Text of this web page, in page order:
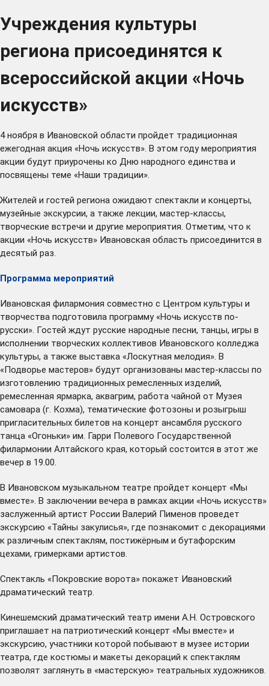
Учреждения культуры
региона присоединятся к
всероссийской акции «Ночь
искусств»
4 ноября в Ивановской области пройдет традиционная
ежегодная акция «Ночь искусств». В этом году мероприятия
акции будут приурочены ко Дню народного единства и
посвящены теме «Наши традиции».
Жителей и гостей региона ожидают спектакли и концерты,
музейные экскурсии, а также лекции, мастер-классы,
творческие встречи и другие мероприятия. Отметим, что к
акции «Ночь искусств» Ивановская область присоединится в
десятый раз.
Программа мероприятий
Ивановская филармония совместно с Центром культуры и
творчества подготовила программу «Ночь искусств по-
русски». Гостей ждут русские народные песни, танцы, игры в
исполнении творческих коллективов Ивановского колледжа
культуры, а также выставка «Лоскутная мелодия». В
«Подворье мастеров» будут организованы мастер-классы по
изготовлению традиционных ремесленных изделий,
ремесленная ярмарка, аквагрим, работа чайной от Музея
самовара (г. Кохма), тематические фотозоны и розыгрыш
пригласительных билетов на концерт ансамбля русского
танца «Огоньки» им. Гарри Полевого Государственной
филармонии Алтайского края, который состоится в этот же
вечер в 19.00.
В Ивановском музыкальном театре пройдет концерт «Мы
вместе». В заключении вечера в рамках акции «Ночь искусств»
заслуженный артист России Валерий Пименов проведет
экскурсию «Тайны закулисья», где познакомит с декорациями
к различным спектаклям, постижёрным и бутафорским
цехами, гримерками артистов.
Спектакль «Покровские ворота» покажет Ивановский
драматический театр.
Кинешемский драматический театр имени А.Н. Островского
приглашает на патриотический концерт «Мы вместе» и
экскурсию, участники которой побывают в музее истории
театра, где костюмы и макеты декораций к спектаклям
позволят заглянуть в «мастерскую» театральных художников.